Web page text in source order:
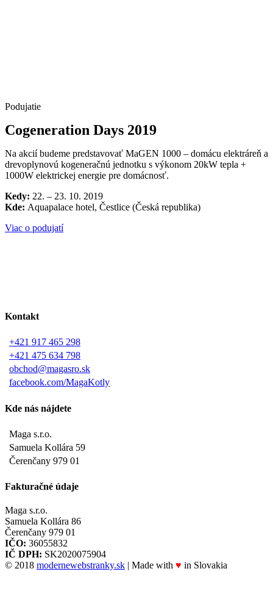
Podujatie
Cogeneration Days 2019
Na akcií budeme predstavovať MaGEN 1000 – domácu elektráreň a
drevoplynovú kogeneračnú jednotku s výkonom 20kW tepla +
1000W elektrickej energie pre domácnosť.
Kedy: 22. – 23. 10. 2019
Kde: Aquapalace hotel, Čestlice (Česká republika)
Viac o podujatí
Kontakt
+421 917 465 298
+421 475 634 798
obchod@magasro.sk
facebook.com/MagaKotly
Kde nás nájdete
Maga s.r.o.
Samuela Kollára 59
Čerenčany 979 01
Fakturačné údaje
Maga s.r.o.
Samuela Kollára 86
Čerenčany 979 01
IČO: 36055832
IČ DPH: SK2020075904
© 2018 modernewebstranky.sk | Made with ♥ in Slovakia